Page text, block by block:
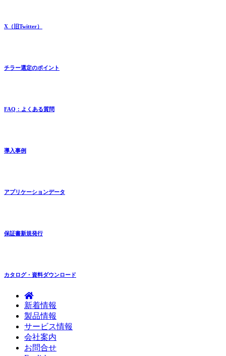
X（旧Twitter）
チラー選定のポイント
FAQ：よくある質問
導入事例
アプリケーションデータ
保証書新規発行
カタログ・資料ダウンロード
新着情報
製品情報
サービス情報
会社案内
お問合せ